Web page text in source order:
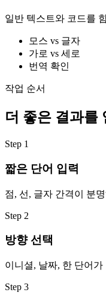
일반 텍스트와 코드를
모스 vs 글자
가로 vs 세로
번역 확인
작업 순서
더 좋은 결과를
Step 1
짧은 단어 입력
점, 선, 글자 간격이 분
Step 2
방향 선택
이니셜, 날짜, 한 단어
Step 3